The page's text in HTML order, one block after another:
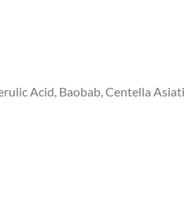
Acid, Baobab, Centella